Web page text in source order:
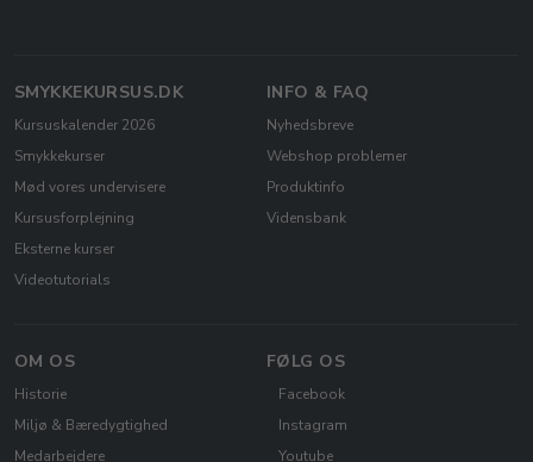
SMYKKEKURSUS.DK
Kursuskalender 2026
Smykkekurser
Mød vores undervisere
Kursusforplejning
Eksterne kurser
Videotutorials
INFO & FAQ
Nyhedsbreve
Webshop problemer
Produktinfo
Vidensbank
OM OS
Historie
Miljø & Bæredygtighed
Medarbejdere
FØLG OS
Facebook
Instagram
Youtube